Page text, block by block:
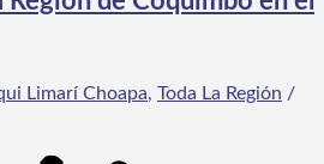
Limarí Choapa, Toda La Región /